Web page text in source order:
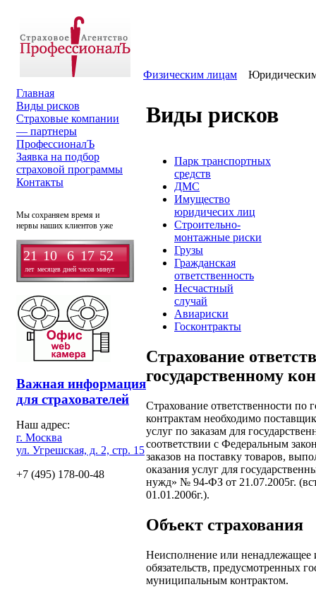
Физическим лицам
Главная
Виды рисков
Страховые компании
— партнеры
ПрофессионалЪ
Заявка на подбор
страховой программы
Контакты
Мы сохраняем время и
нервы наших клиентов уже
21
лет
10
месяцев
6
дней
17
часов
52
минут
Важная информация
для страхователей
Наш адрес:
г. Москва
ул. Угрешская, д. 2, стр. 15
+7 (495) 178-00-48
Виды рисков
Парк транспортных
средств
ДМС
Имущество
юридичесих лиц
Строительно-
монтажные риски
Грузы
Гражданская
ответственность
Несчастный
случай
Авиариски
Госконтракты
Страхование
государственному
Страхование ответственности по
контрактам необходимо
услуг по заказам для
соответствии с Федеральным
заказов на поставку товаров,
оказания услуг для
нужд» № 94-ФЗ от 21.07.2005г.
01.01.2006г.).
Объект страхования
Неисполнение или ненадлежащее
обязательств, предусмотренных
муниципальным контрактом.